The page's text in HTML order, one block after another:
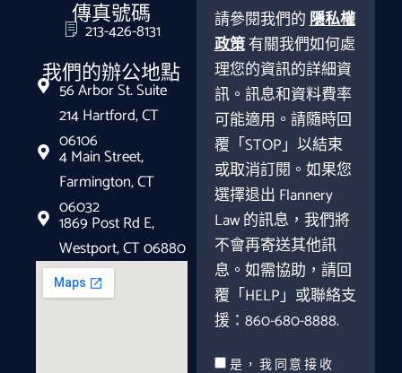
傳真號碼
213-426-8131
我們的辦公地點
56 Arbor St. Suite
214 Hartford, CT
06106
4 Main Street,
Farmington, CT
06032
1869 Post Rd E,
Westport, CT 06880
請參閱我們的隱私權
政策有關我們如何處
理您的資訊的詳細資
訊。訊息和資料費率
可能適用。請隨時回
覆「STOP」以結束
或取消訂閱。如果您
選擇退出 Flannery
Law 的訊息，我們將
不會再寄送其他訊
息。如需協助，請回
覆「HELP」或聯絡支
援：860-680-8888.
是，我同意接收